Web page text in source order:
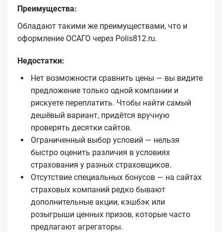
Преимущества:
Обладают такими же преимуществами, что и
оформление ОСАГО через Polis812.ru.
Недостатки:
Нет возможности сравнить цены — вы видите
предложение только одной компании и
рискуете переплатить. Чтобы найти самый
дешёвый вариант, придётся вручную
проверять десятки сайтов.
Ограниченный выбор условий — нельзя
быстро оценить различия в условиях
страхования у разных страховщиков.
Отсутствие специальных бонусов — на сайтах
страховых компаний редко бывают
дополнительные акции, кэшбэк или
розыгрыши ценных призов, которые часто
предлагают агрегаторы.